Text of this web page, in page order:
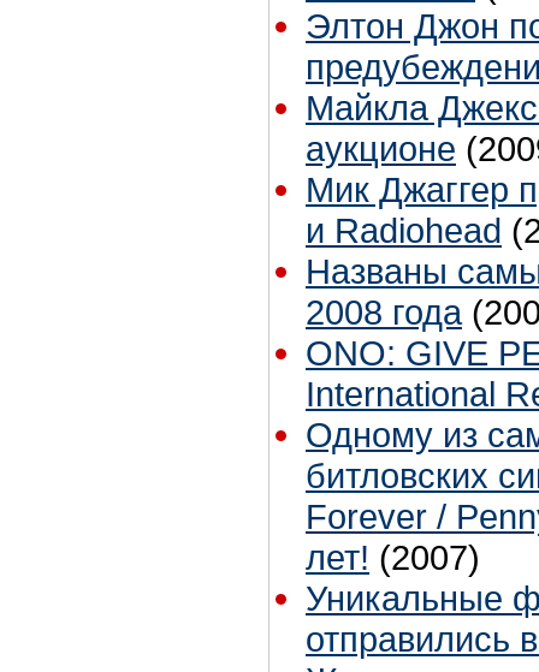
Элтон Джон
Майкла
аукционе
Мик Джаггер
и Radiohead
Названы
2008 года
ONO: GIVE
International
Одному из
битловских
Forever /
лет! (2007)
Уникальные
отправились